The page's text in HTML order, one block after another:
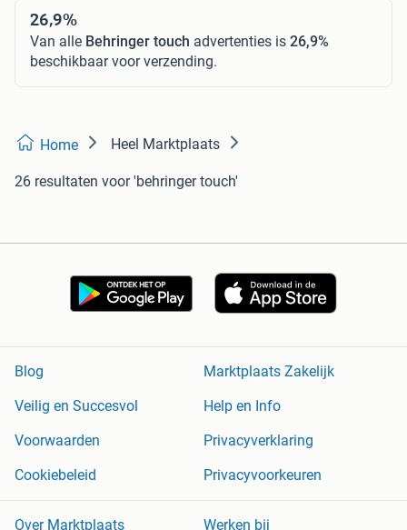
26,9%
Van alle Behringer touch advertenties is 26,9%
beschikbaar voor verzending.
Home Heel Marktplaats
26 resultaten voor 'behringer touch'
Blog
Marktplaats Zakelijk
Veilig en Succesvol
Help en Info
Voorwaarden
Privacyverklaring
Cookiebeleid
Privacyvoorkeuren
Over Marktplaats Werken bij